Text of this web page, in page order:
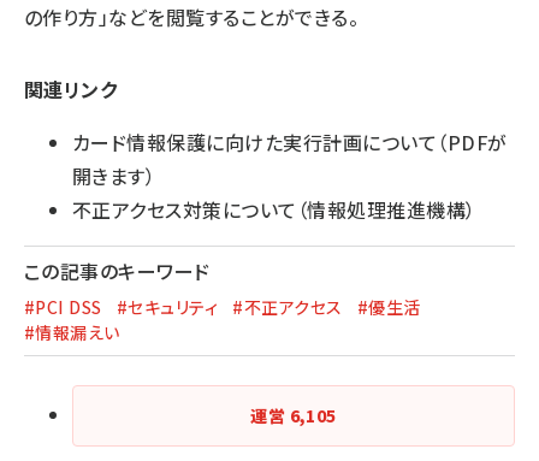
の作り方」などを閲覧することができる。
関連リンク
カード情報保護に向けた実行計画について （PDFが
開きます）
不正アクセス対策について（情報処理推進機構）
この記事のキーワード
#PCI DSS #セキュリティ #不正アクセス
#優生活
#情報漏えい
運営 6,105